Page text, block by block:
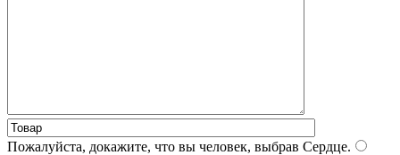
Пожалуйста, докажите, что вы человек, выбрав Сердце.